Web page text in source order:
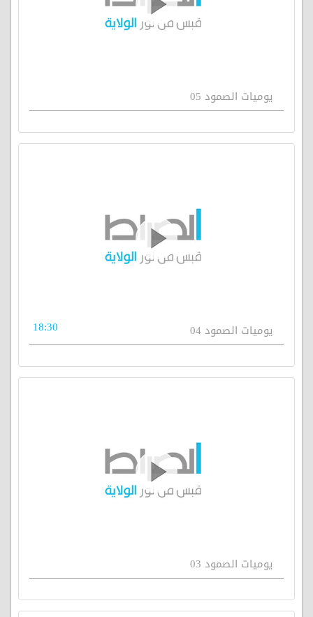
يوميات الصمود 05
يوميات الصمود 04 18:30
يوميات الصمود 03